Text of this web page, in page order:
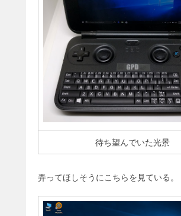
待ち望んでいた光景
弄ってほしそうにこちらを見ている。